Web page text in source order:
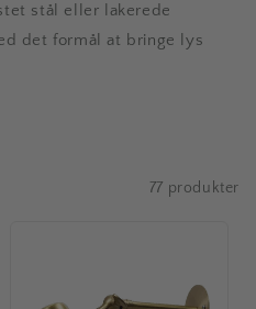
stål eller lakerede
det formål at bringe lys
77 produkter